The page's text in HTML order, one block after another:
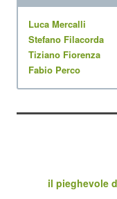
Luca Mercalli
Stefano Filacorda
Tiziano Fiorenza
Fabio Perco
il pieghevole